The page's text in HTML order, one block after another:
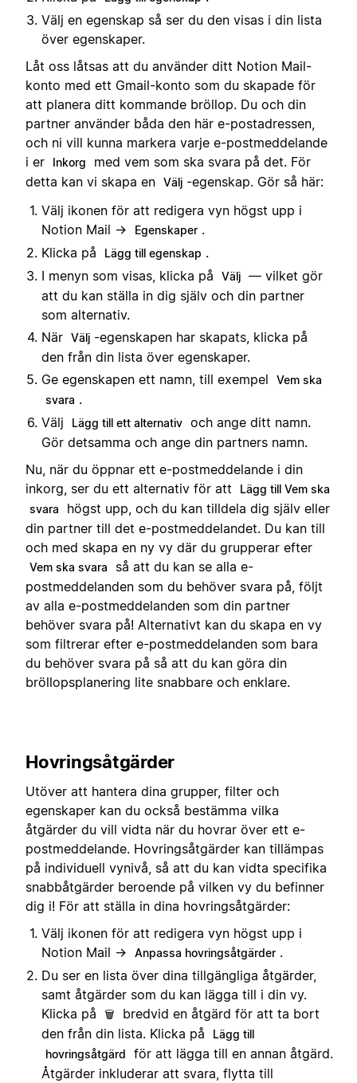
Välj en egenskap så ser du den visas i din lista
över egenskaper.
Låt oss låtsas att du använder ditt Notion Mail-
konto med ett Gmail-konto som du skapade för
att planera ditt kommande bröllop. Du och din
partner använder båda den här e-postadressen,
och ni vill kunna markera varje e-postmeddelande
i er
Inkorg
med vem som ska svara på det. För
detta kan vi skapa en Välj -egenskap. Gör så här:
Välj ikonen för att redigera vyn högst upp i
Notion Mail →
Egenskaper .
Klicka på
Lägg till egenskap .
I menyn som visas, klicka på
Välj — vilket gör
att du kan ställa in dig själv och din partner
som alternativ.
När Välj -egenskapen har skapats, klicka på
den från din lista över egenskaper.
Ge egenskapen ett namn, till exempel
Vem ska
svara .
Välj
Lägg till ett alternativ och ange ditt namn.
Gör detsamma och ange din partners namn.
Nu, när du öppnar ett e-postmeddelande i din
inkorg, ser du ett alternativ för att
Lägg till Vem ska
svara
högst upp, och du kan tilldela dig själv eller
din partner till det e-postmeddelandet. Du kan till
och med skapa en ny vy där du grupperar efter
Vem ska svara
så att du kan se alla e-
postmeddelanden som du behöver svara på, följt
av alla e-postmeddelanden som din partner
behöver svara på! Alternativt kan du skapa en vy
som filtrerar efter e-postmeddelanden som bara
du behöver svara på så att du kan göra din
bröllopsplanering lite snabbare och enklare.
Hovringsåtgärder
Utöver att hantera dina grupper, filter och
egenskaper kan du också bestämma vilka
åtgärder du vill vidta när du hovrar över ett e-
postmeddelande. Hovringsåtgärder kan tillämpas
på individuell vynivå, så att du kan vidta specifika
snabbåtgärder beroende på vilken vy du befinner
dig i! För att ställa in dina hovringsåtgärder:
Välj ikonen för att redigera vyn högst upp i
Notion Mail →
Anpassa hovringsåtgärder .
Du ser en lista över dina tillgängliga åtgärder,
samt åtgärder som du kan lägga till i din vy.
Klicka på
🗑️
bredvid en åtgärd för att ta bort
den från din lista. Klicka på
Lägg till
hovringsåtgärd
för att lägga till en annan åtgärd.
Åtgärder inkluderar att svara, flytta till